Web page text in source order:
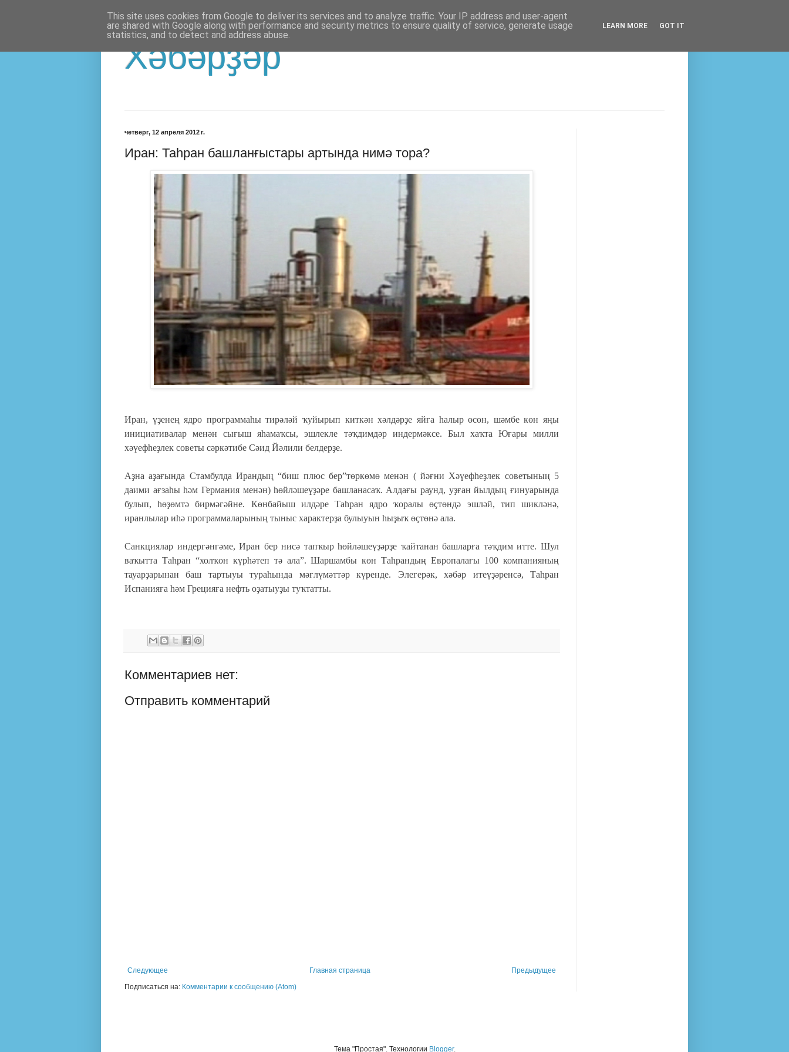
Хәбәрҙәр
четверг, 12 апреля 2012 г.
Иран: Таһран башланғыстары артында нимә тора?
Иран, үҙенең ядро программаһы тирәләй ҡуйырып киткән хәлдәрҙе яйға һалыр өсөн, шәмбе көн яңы
инициативалар менән сығыш яһамаҡсы, эшлекле тәҡдимдәр индермәксе. Был хаҡта Юғары милли
хәүефһеҙлек советы сәркәтибе Сәид Йәлили белдерҙе.
Аҙна аҙағында Стамбулда Ирандың “биш плюс бер”төркөмө менән ( йәғни Хәүефһеҙлек советының 5
даими ағзаһы һәм Германия менән) һөйләшеүҙәре башланасаҡ. Алдағы раунд, уҙған йылдың ғинуарында
булып, һөҙөмтә бирмәгәйне. Көнбайыш илдәре Таһран ядро ҡоралы өҫтөндә эшләй, тип шикләнә,
иранлылар иһә программаларының тыныс характерҙа булыуын һыҙыҡ өҫтөнә ала.
Санкциялар индергәнгәме, Иран бер нисә тапҡыр һөйләшеүҙәрҙе ҡайтанан башларға тәҡдим итте. Шул
ваҡытта Таһран “холҡон күрһәтеп тә ала”. Шаршамбы көн Таһрандың Европалағы 100 компанияның
тауарҙарынан баш тартыуы тураһында мәғлүмәттәр күренде. Элегерәк, хәбәр итеүҙәренсә, Таһран
Испанияға һәм Грецияға нефть оҙатыуҙы туҡтатты.
Комментариев нет:
Отправить комментарий
Следующее Предыдущее
Главная страница
Подписаться на: Комментарии к сообщению (Atom)
Тема "Простая". Технологии Blogger.
This site uses cookies from Google to deliver its services and to analyze traffic. Your IP address and user-agent
are shared with Google along with performance and security metrics to ensure quality of service, generate usage
statistics, and to detect and address abuse.
LEARN MORE GOT IT